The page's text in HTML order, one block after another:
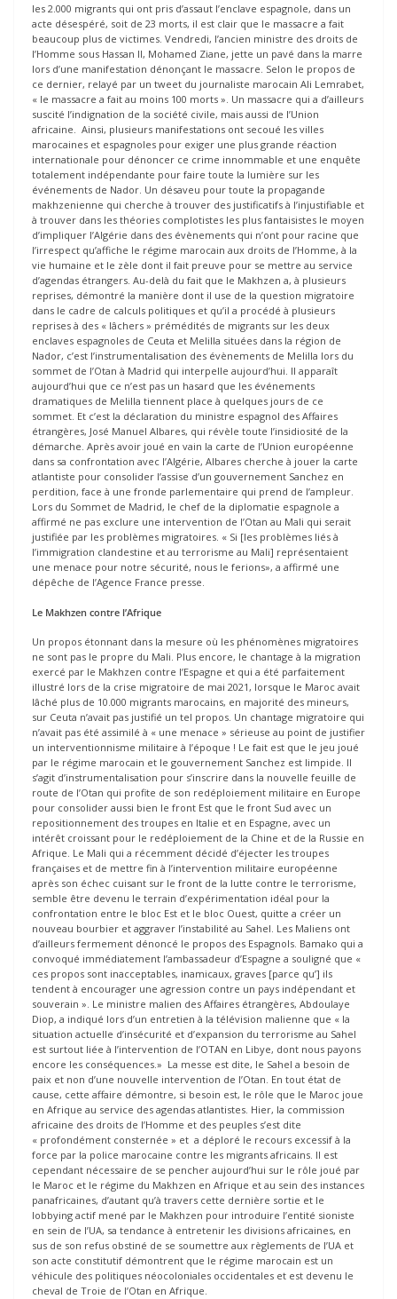
les 2.000 migrants qui ont pris d’assaut l’enclave espagnole, dans un
acte désespéré, soit de 23 morts, il est clair que le massacre a fait
beaucoup plus de victimes. Vendredi, l’ancien ministre des droits de
l’Homme sous Hassan II, Mohamed Ziane, jette un pavé dans la marre
lors d’une manifestation dénonçant le massacre. Selon le propos de
ce dernier, relayé par un tweet du journaliste marocain Ali Lemrabet,
« le massacre a fait au moins 100 morts ». Un massacre qui a d’ailleurs
suscité l’indignation de la société civile, mais aussi de l’Union
africaine. Ainsi, plusieurs manifestations ont secoué les villes
marocaines et espagnoles pour exiger une plus grande réaction
internationale pour dénoncer ce crime innommable et une enquête
totalement indépendante pour faire toute la lumière sur les
événements de Nador. Un désaveu pour toute la propagande
makhzenienne qui cherche à trouver des justificatifs à l’injustifiable et
à trouver dans les théories complotistes les plus fantaisistes le moyen
d’impliquer l’Algérie dans des évènements qui n’ont pour racine que
l’irrespect qu’affiche le régime marocain aux droits de l’Homme, à la
vie humaine et le zèle dont il fait preuve pour se mettre au service
d’agendas étrangers. Au-delà du fait que le Makhzen a, à plusieurs
reprises, démontré la manière dont il use de la question migratoire
dans le cadre de calculs politiques et qu’il a procédé à plusieurs
reprises à des « lâchers » prémédités de migrants sur les deux
enclaves espagnoles de Ceuta et Melilla situées dans la région de
Nador, c’est l’instrumentalisation des évènements de Melilla lors du
sommet de l’Otan à Madrid qui interpelle aujourd’hui. Il apparaît
aujourd’hui que ce n’est pas un hasard que les événements
dramatiques de Melilla tiennent place à quelques jours de ce
sommet. Et c’est la déclaration du ministre espagnol des Affaires
étrangères, José Manuel Albares, qui révèle toute l’insidiosité de la
démarche. Après avoir joué en vain la carte de l’Union européenne
dans sa confrontation avec l’Algérie, Albares cherche à jouer la carte
atlantiste pour consolider l’assise d’un gouvernement Sanchez en
perdition, face à une fronde parlementaire qui prend de l’ampleur.
Lors du Sommet de Madrid, le chef de la diplomatie espagnole a
affirmé ne pas exclure une intervention de l’Otan au Mali qui serait
justifiée par les problèmes migratoires. « Si [les problèmes liés à
l’immigration clandestine et au terrorisme au Mali] représentaient
une menace pour notre sécurité, nous le ferions», a affirmé une
dépêche de l’Agence France presse.
Le Makhzen contre l’Afrique
Un propos étonnant dans la mesure où les phénomènes migratoires
ne sont pas le propre du Mali. Plus encore, le chantage à la migration
exercé par le Makhzen contre l’Espagne et qui a été parfaitement
illustré lors de la crise migratoire de mai 2021, lorsque le Maroc avait
lâché plus de 10.000 migrants marocains, en majorité des mineurs,
sur Ceuta n’avait pas justifié un tel propos. Un chantage migratoire qui
n’avait pas été assimilé à « une menace » sérieuse au point de justifier
un interventionnisme militaire à l’époque ! Le fait est que le jeu joué
par le régime marocain et le gouvernement Sanchez est limpide. Il
s’agit d’instrumentalisation pour s’inscrire dans la nouvelle feuille de
route de l’Otan qui profite de son redéploiement militaire en Europe
pour consolider aussi bien le front Est que le front Sud avec un
repositionnement des troupes en Italie et en Espagne, avec un
intérêt croissant pour le redéploiement de la Chine et de la Russie en
Afrique. Le Mali qui a récemment décidé d’éjecter les troupes
françaises et de mettre fin à l’intervention militaire européenne
après son échec cuisant sur le front de la lutte contre le terrorisme,
semble être devenu le terrain d’expérimentation idéal pour la
confrontation entre le bloc Est et le bloc Ouest, quitte a créer un
nouveau bourbier et aggraver l’instabilité au Sahel. Les Maliens ont
d’ailleurs fermement dénoncé le propos des Espagnols. Bamako qui a
convoqué immédiatement l’ambassadeur d’Espagne a souligné que «
ces propos sont inacceptables, inamicaux, graves [parce qu’] ils
tendent à encourager une agression contre un pays indépendant et
souverain ». Le ministre malien des Affaires étrangères, Abdoulaye
Diop, a indiqué lors d’un entretien à la télévision malienne que « la
situation actuelle d’insécurité et d’expansion du terrorisme au Sahel
est surtout liée à l’intervention de l’OTAN en Libye, dont nous payons
encore les conséquences.» La messe est dite, le Sahel a besoin de
paix et non d’une nouvelle intervention de l’Otan. En tout état de
cause, cette affaire démontre, si besoin est, le rôle que le Maroc joue
en Afrique au service des agendas atlantistes. Hier, la commission
africaine des droits de l’Homme et des peuples s’est dite
« profondément consternée » et a déploré le recours excessif à la
force par la police marocaine contre les migrants africains. Il est
cependant nécessaire de se pencher aujourd’hui sur le rôle joué par
le Maroc et le régime du Makhzen en Afrique et au sein des instances
panafricaines, d’autant qu’à travers cette dernière sortie et le
lobbying actif mené par le Makhzen pour introduire l’entité sioniste
en sein de l’UA, sa tendance à entretenir les divisions africaines, en
sus de son refus obstiné de se soumettre aux règlements de l’UA et
son acte constitutif démontrent que le régime marocain est un
véhicule des politiques néocoloniales occidentales et est devenu le
cheval de Troie de l’Otan en Afrique.